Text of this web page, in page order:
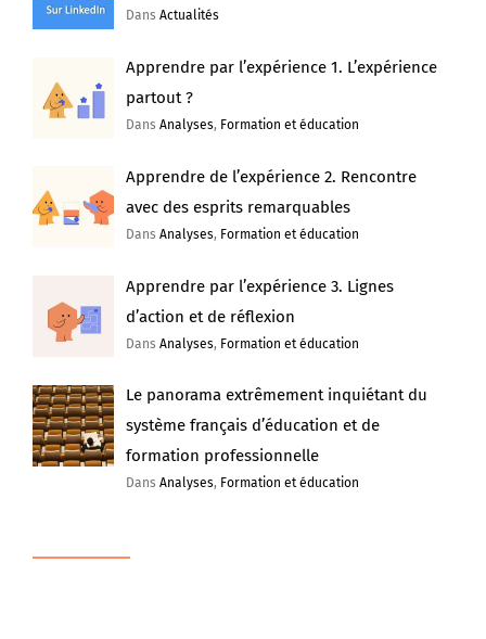
DansActualités
Apprendre par l’expérience 1. L’expérience
partout ?
DansAnalyses, Formation et éducation
Apprendre de l’expérience 2. Rencontre
avec des esprits remarquables
DansAnalyses, Formation et éducation
Apprendre par l’expérience 3. Lignes
d’action et de réflexion
DansAnalyses, Formation et éducation
Le panorama extrêmement inquiétant du
système français d’éducation et de
formation professionnelle
DansAnalyses, Formation et éducation